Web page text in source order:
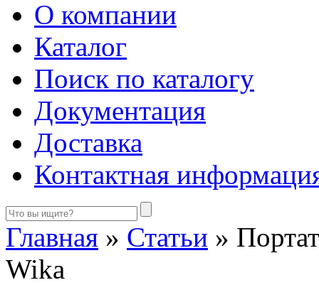
О компании
Каталог
Поиск по каталогу
Документация
Доставка
Контактная
Главная » Статьи »
Wika